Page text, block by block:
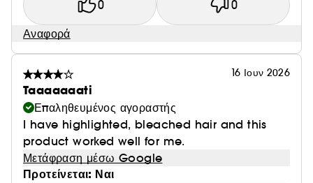
θερμοπροστατευτικά, προστατεύοντας τα μαλλιά από τη
θερμότητα έως τους 230° C και από τους εξωγενείς
επιθετικούς παράγοντες.
0 0
Αναφορά
16 Ιουν 2026
Taaaaaaati
Επαληθευμένος αγοραστής
I have highlighted, bleached hair and this
product worked well for me.
Μετάφραση μέσω Google
Προτείνεται: Ναι